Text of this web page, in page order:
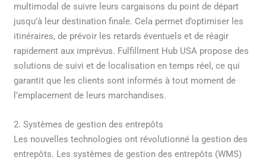
multimodal de suivre leurs cargaisons du point de départ
jusqu’à leur destination finale. Cela permet d’optimiser les
itinéraires, de prévoir les retards éventuels et de réagir
rapidement aux imprévus. Fulfillment Hub USA propose des
solutions de suivi et de localisation en temps réel, ce qui
garantit que les clients sont informés à tout moment de
l’emplacement de leurs marchandises.
2. Systèmes de gestion des entrepôts
Les nouvelles technologies ont révolutionné la gestion des
entrepôts. Les systèmes de gestion des entrepôts (WMS)